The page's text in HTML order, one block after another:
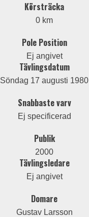
Körsträcka
0 km
Pole Position
Ej angivet
Tävlingsdatum
Söndag 17 augusti 1980
Snabbaste varv
Ej specificerad
Publik
2000
Tävlingsledare
Ej angivet
Domare
Gustav Larsson